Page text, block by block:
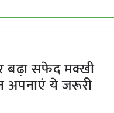
बढ़ा सफेद मक्खी
अपनाएं ये जरूरी